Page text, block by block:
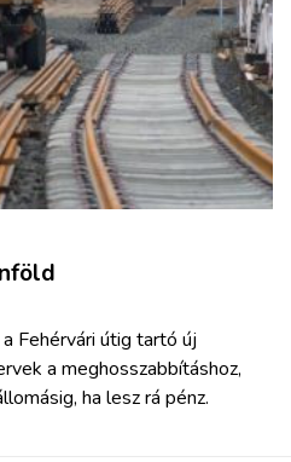
Fehérvári útig tartó új
a meghosszabbításhoz,
ha lesz rá pénz.